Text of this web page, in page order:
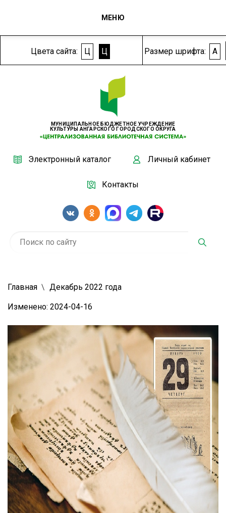
Цвета сайта: Ц Ц Размер шрифта: A
МУНИЦИПАЛЬНОЕ БЮДЖЕТНОЕ УЧРЕЖДЕНИЕ
КУЛЬТУРЫ АНГАРСКОГО ГОРОДСКОГО ОКРУГА
Электронный каталог Личный кабинет
Контакты
МЕНЮ
Главная Декабрь 2022 года
Изменено: 2024-04-16